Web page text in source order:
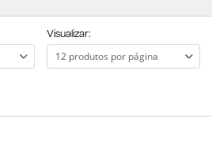
Visualizar: